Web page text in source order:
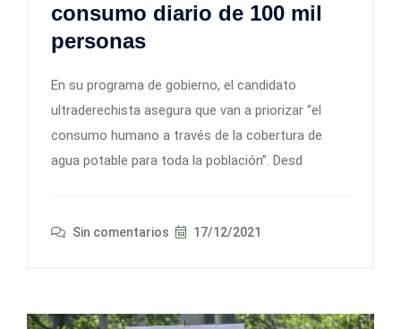
consumo diario de 100 mil
personas
En su programa de gobierno, el candidato
ultraderechista asegura que van a priorizar “el
consumo humano a través de la cobertura de
agua potable para toda la población”. Desd
Sin comentarios 17/12/2021